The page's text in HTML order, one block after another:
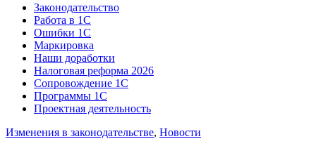
Законодательство
Работа в 1С
Ошибки 1С
Маркировка
Наши доработки
Налоговая реформа 2026
Сопровождение 1С
Программы 1С
Проектная деятельность
Изменения в законодательстве, Новости